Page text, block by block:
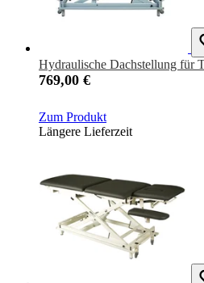
Hydraulische Dachstellung für
769,00 €
Zum Produkt
Längere Lieferzeit